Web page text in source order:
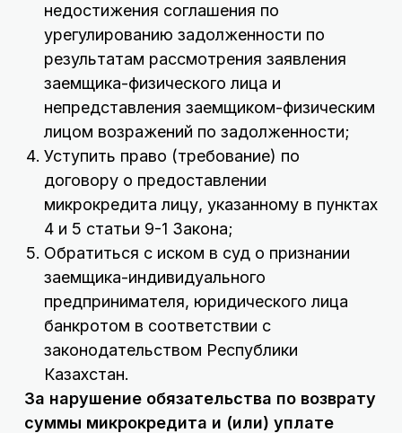
недостижения соглашения по
урегулированию задолженности по
результатам рассмотрения заявления
заемщика-физического лица и
непредставления заемщиком-физическим
лицом возражений по задолженности;
Уступить право (требование) по
договору о предоставлении
микрокредита лицу, указанному в пунктах
4 и 5 статьи 9-1 Закона;
Обратиться с иском в суд о признании
заемщика-индивидуального
предпринимателя, юридического лица
банкротом в соответствии с
законодательством Республики
Казахстан.
За нарушение обязательства по возврату
суммы микрокредита и (или) уплате